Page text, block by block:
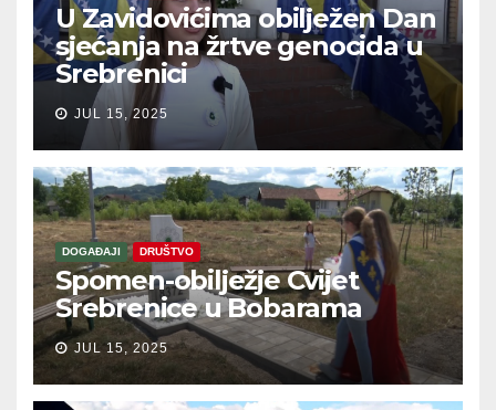
U Zavidovićima obilježen Dan
sjećanja na žrtve genocida u
Srebrenici
JUL 15, 2025
DOGAĐAJI DRUŠTVO
Spomen-obilježje Cvijet
Srebrenice u Bobarama
JUL 15, 2025